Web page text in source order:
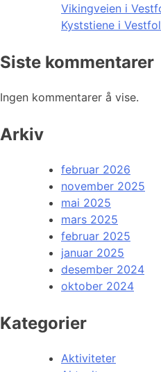
Vikingveien i
Kyststiene i
Siste kommentarer
Ingen kommentarer å vise.
Arkiv
februar 2026
november 2025
mai 2025
mars 2025
februar 2025
januar 2025
desember 2024
oktober 2024
Kategorier
Aktiviteter